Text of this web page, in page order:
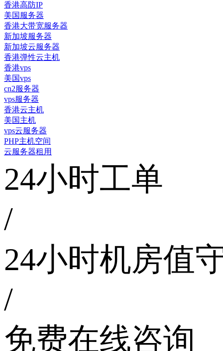
香港高防IP
美国服务器
香港大带宽服务器
新加坡服务器
新加坡云服务器
香港弹性云主机
香港vps
美国vps
cn2服务器
vps服务器
香港云主机
美国主机
vps云服务器
PHP主机空间
云服务器租用
24小时工单
/
24小时机房值
/
免费在线咨询